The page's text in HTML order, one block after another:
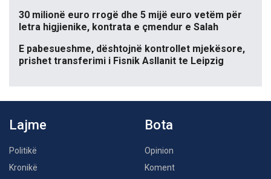
30 milionë euro rrogë dhe 5 mijë euro vetëm për
letra higjienike, kontrata e çmendur e Salah
E pabesueshme, dështojnë kontrollet mjekësore,
prishet transferimi i Fisnik Asllanit te Leipzig
Lajme
Politikë
Kronikë
Bota
Opinion
Koment